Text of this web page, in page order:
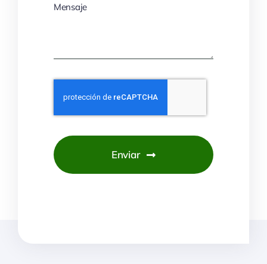
Mensaje
Enviar